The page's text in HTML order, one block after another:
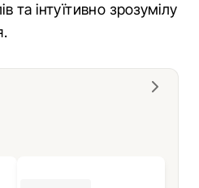
та інтуїтивно зрозумілу